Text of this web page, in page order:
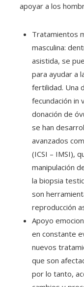
apoyar a los
Tratamientos
masculina:
asistida, se
para ayudar a
fertilidad. Una
fecundación in
donación de
se han
avanzados
(ICSI – IMSI),
manipulación
la biopsia
son
reproducción
Apoyo
en constante
nuevos
que son
por lo tanto,